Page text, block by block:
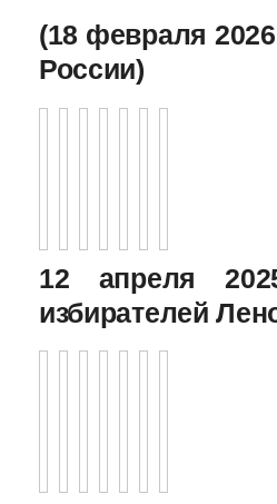
(18 февраля
России)
12 апреля
избирателей